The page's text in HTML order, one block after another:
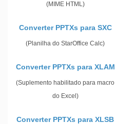
(MIME HTML)
Converter PPTXs para SXC
(Planilha do StarOffice Calc)
Converter PPTXs para XLAM
(Suplemento habilitado para macro
do Excel)
Converter PPTXs para XLSB